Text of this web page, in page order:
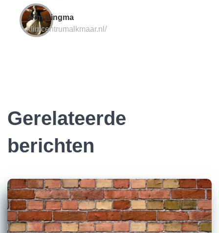
Wim Kingma
klimcentrumalkmaar.nl/
Gerelateerde
berichten